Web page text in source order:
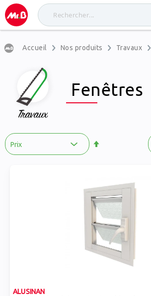
Accueil Nos produits Travaux
Fenêtres
ALUSINAN